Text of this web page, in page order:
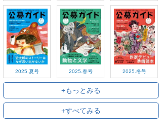
2025.夏号 2025.春号 2025.冬号
+もっとみる
+すべてみる